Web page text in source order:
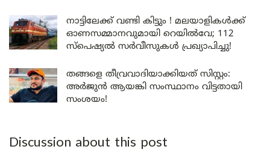
നാട്ടിലേക്ക് വണ്ടി കിട്ടും ! മലയാളികൾക്ക്
ഓണസമ്മാനവുമായി റെയിൽവേ; 112
സ്പെഷ്യൽ സർവീസുകൾ പ്രഖ്യാപിച്ചു!
തങ്ങളെ തീവ്രവാദിയാക്കിയത് സിസ്റ്റം:
അർജുൻ ആയങ്കി സംസ്ഥാനം വിട്ടതായി
സംശയം!
Discussion about this post